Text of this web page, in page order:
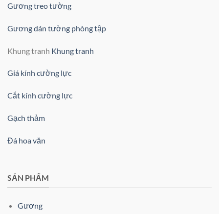
Gương treo tường
Gương dán tường phòng tập
Khung tranh Khung tranh
Giá kính cường lực
Cắt kính cường lực
Gạch thảm
Đá hoa văn
SẢN PHẨM
Gương